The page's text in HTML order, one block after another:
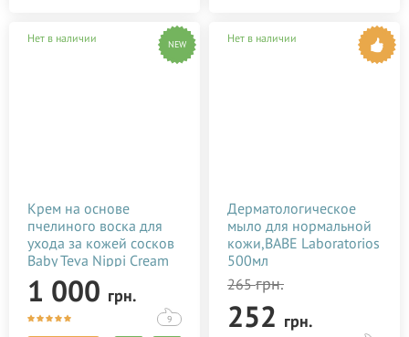
Нет в наличии NEW
Крем на основе
пчелиного воска для
ухода за кожей сосков
Baby Teva Nippi Cream
50 мл
1 000 грн.
9
Нет в наличии
Дерматологическое
мыло для нормальной
кожи,BABE Laboratorios
500мл
265грн.
252 грн.